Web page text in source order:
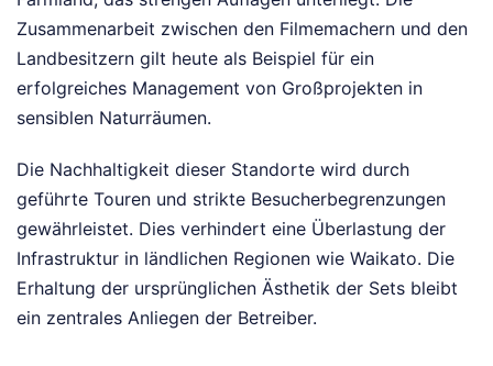
Zusammenarbeit zwischen den Filmemachern und den
Landbesitzern gilt heute als Beispiel für ein
erfolgreiches Management von Großprojekten in
sensiblen Naturräumen.
Die Nachhaltigkeit dieser Standorte wird durch
geführte Touren und strikte Besucherbegrenzungen
gewährleistet. Dies verhindert eine Überlastung der
Infrastruktur in ländlichen Regionen wie Waikato. Die
Erhaltung der ursprünglichen Ästhetik der Sets bleibt
ein zentrales Anliegen der Betreiber.